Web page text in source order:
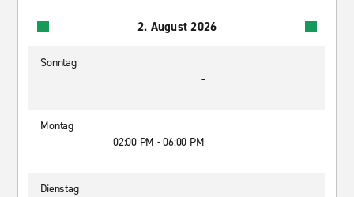
2. August 2026
Sonntag
-
Montag
02:00 PM - 06:00 PM
Dienstag